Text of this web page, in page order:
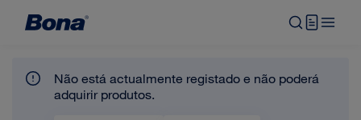
Não está actualmente registado e não poderá
adquirir produtos.